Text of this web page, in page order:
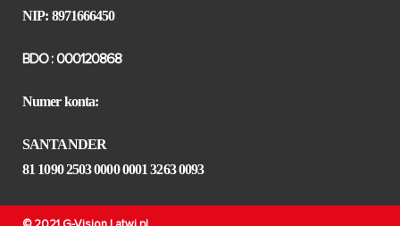
NIP: 8971666450
BDO : 000120868
Numer konta:
SANTANDER
81 1090 2503 0000 0001 3263 0093